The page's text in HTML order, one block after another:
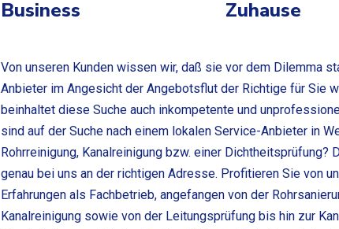
Business
Zuhause
Von unseren Kunden wissen wir, daß sie vor dem Dilemma
Anbieter im Angesicht der Angebotsflut der Richtige für Sie
beinhaltet diese Suche auch inkompetente und
sind auf der Suche nach einem lokalen Service-Anbieter in
Rohrreinigung, Kanalreinigung bzw. einer Dichtheitsprüfung?
genau bei uns an der richtigen Adresse. Profitieren Sie von
Erfahrungen als Fachbetrieb, angefangen von der
Kanalreinigung sowie von der Leitungsprüfung bis hin zur